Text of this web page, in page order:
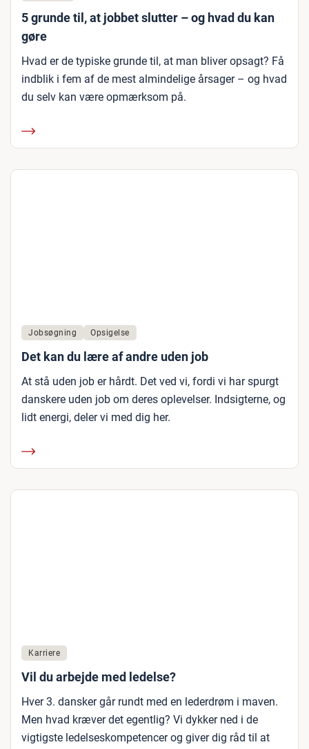
5 grunde til, at jobbet slutter – og hvad du kan
gøre
Hvad er de typiske grunde til, at man bliver opsagt? Få
indblik i fem af de mest almindelige årsager – og hvad
du selv kan være opmærksom på.
Jobsøgning Opsigelse
Det kan du lære af andre uden job
At stå uden job er hårdt. Det ved vi, fordi vi har spurgt
danskere uden job om deres oplevelser. Indsigterne, og
lidt energi, deler vi med dig her.
Karriere
Vil du arbejde med ledelse?
Hver 3. dansker går rundt med en lederdrøm i maven.
Men hvad kræver det egentlig? Vi dykker ned i de
vigtigste ledelseskompetencer og giver dig råd til at